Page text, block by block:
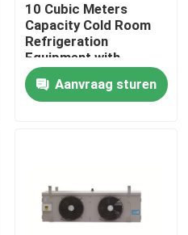
10 Cubic Meters
Capacity Cold Room
Refrigeration
Equipment with
Stainless Steel
Material and
220V/380V Voltage
Aanvraag sturen